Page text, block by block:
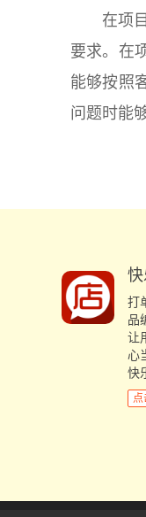
在项
要求。在
能够按照
问题时能
打
品
让
心
快
点